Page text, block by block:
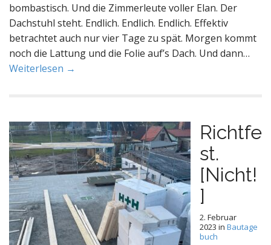
bombastisch. Und die Zimmerleute voller Elan. Der
Dachstuhl steht. Endlich. Endlich. Endlich. Effektiv
betrachtet auch nur vier Tage zu spät. Morgen kommt
noch die Lattung und die Folie auf’s Dach. Und dann…
Weiterlesen →
Richtfe
st.
[Nicht!
]
2. Februar
2023 in Bautage
buch